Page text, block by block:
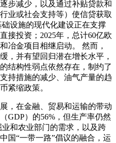
步减少，以及通过补贴贷款和
业或社会支持等）使信贷获取
设施的现代化建设正在支撑
接投资；2025年，总计60亿欧
冶金项目相继启动。 然而，
，并有望回归潜在增长水平，
结构性弱点依然存在，制约了
持措施的减少、油气产量的趋
紧缩政策。
，在金融、贸易和运输的带动
GDP）的56%，但生产率仍然
和农业部门的需求，以及跨
国“一带一路”倡议的融合，运